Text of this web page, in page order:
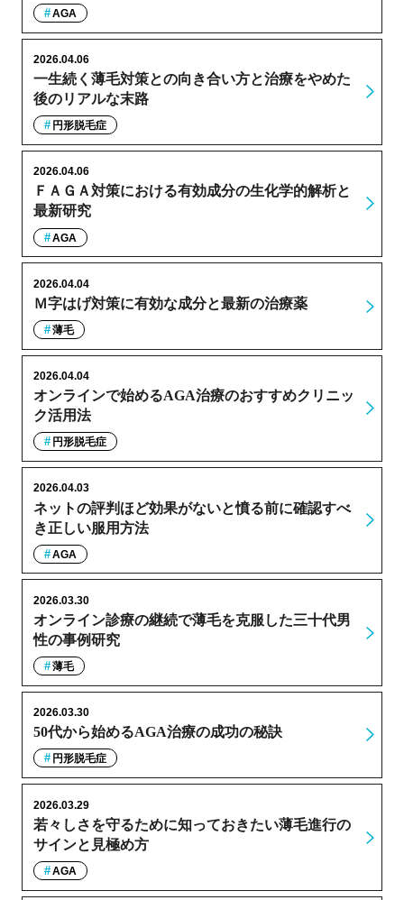
AGA
一生続く薄毛対策との向き合い方と治療をやめた
後のリアルな末路
2026.04.06
円形脱毛症
ＦＡＧＡ対策における有効成分の生化学的解析と
最新研究
2026.04.06
AGA
Ｍ字はげ対策に有効な成分と最新の治療薬
2026.04.04
薄毛
オンラインで始めるAGA治療のおすすめクリニッ
ク活用法
2026.04.04
円形脱毛症
ネットの評判ほど効果がないと憤る前に確認すべ
き正しい服用方法
2026.04.03
AGA
オンライン診療の継続で薄毛を克服した三十代男
性の事例研究
2026.03.30
薄毛
50代から始めるAGA治療の成功の秘訣
2026.03.30
円形脱毛症
若々しさを守るために知っておきたい薄毛進行の
サインと見極め方
2026.03.29
AGA